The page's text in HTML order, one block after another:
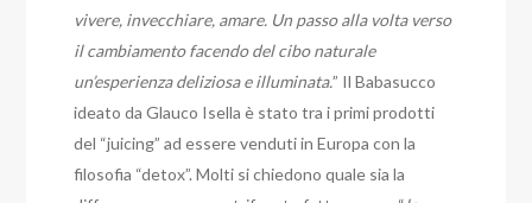
vivere, invecchiare, amare. Un passo alla volta verso
il cambiamento facendo del cibo naturale
un’esperienza deliziosa e illuminata.” Il Babasucco
ideato da Glauco Isella è stato tra i primi prodotti
del “juicing” ad essere venduti in Europa con la
filosofia “detox”. Molti si chiedono quale sia la